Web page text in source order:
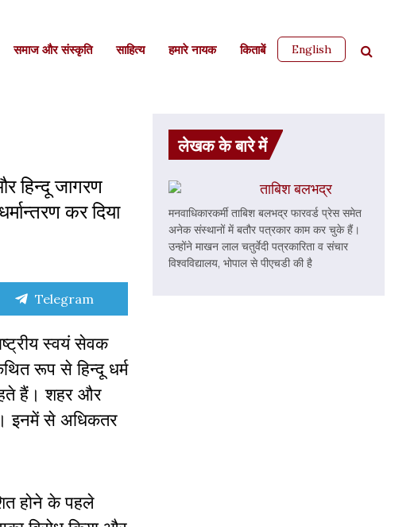
समाज और संस्कृति साहित्‍य हमारे नायक किताबें English
हिन्दू जागरण
कर दिया
Share
Telegram
स्वयं सेवक
रूप से हिन्दू धर्म
रहते हैं। शहर और
इनमें से अधिकतर
होने के पहले
लेखक के बारे में
ताबिश बलभद्र
मनवाधिकारकर्मी ताबिश बलभद्र फारवर्ड प्रेस समेत
अनेक संस्थानों में बतौर पत्रकार काम कर चुके हैं।
उन्होंने माखन लाल चतुर्वेदी पत्रकारिता व संचार
विश्वविद्यालय, भोपाल से पीएचडी की है